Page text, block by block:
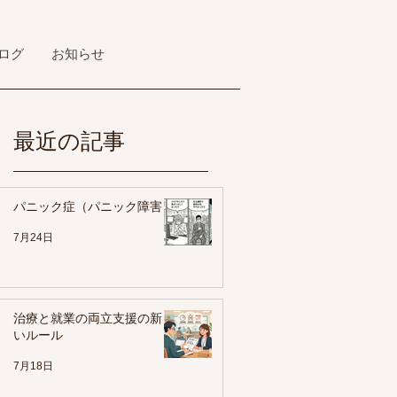
グ お知らせ
最近の記事
パニック症（パニック障害）
7月24日
治療と就業の両立支援の新し
いルール
7月18日